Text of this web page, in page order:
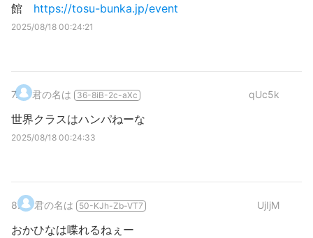
館 https://tosu-bunka.jp/event
2025/08/18 00:24:21
7. 君の名は 36-8iB-2c-aXc qUc5k
世界クラスはハンパねーな
2025/08/18 00:24:33
8. 君の名は 50-KJh-Zb-VT7 UjIjM
おかひなは喋れるねぇー